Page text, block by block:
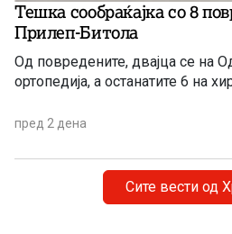
Тешка сообраќајка со 8
Прилеп-Битола
Од повредените, двајца се на
ортопедија, а останатите 6 на
пред 2 дена
Сите вести од